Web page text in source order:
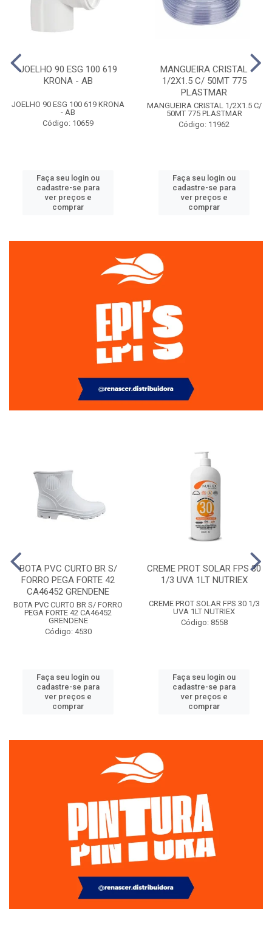
JOELHO 90 ESG 100 619
KRONA - AB
JOELHO 90 ESG 100 619 KRONA
- AB
Código: 10659
Faça seu login ou
cadastre-se para
ver preços e
comprar
MANGUEIRA CRISTAL
1/2X1.5 C/ 50MT 775
PLASTMAR
MANGUEIRA CRISTAL 1/2X1.5 C/
50MT 775 PLASTMAR
Código: 11962
Faça seu login ou
cadastre-se para
ver preços e
comprar
BOTA PVC CURTO BR S/
FORRO PEGA FORTE 42
CA46452 GRENDENE
BOTA PVC CURTO BR S/ FORRO
PEGA FORTE 42 CA46452
GRENDENE
Código: 4530
Faça seu login ou
cadastre-se para
ver preços e
comprar
CREME PROT SOLAR FPS 30
1/3 UVA 1LT NUTRIEX
CREME PROT SOLAR FPS 30 1/3
UVA 1LT NUTRIEX
Código: 8558
Faça seu login ou
cadastre-se para
ver preços e
comprar